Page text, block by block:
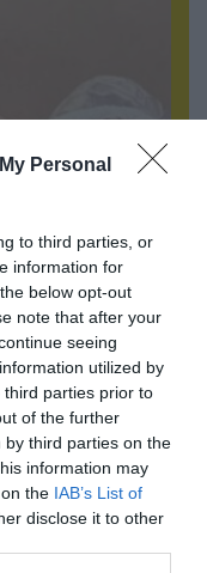
Personal
to third parties, or
information for
below opt-out
note that after your
seeing
utilized by
parties prior to
of the further
third parties on the
information may
the IAB’s List of
disclose it to other
στον
των